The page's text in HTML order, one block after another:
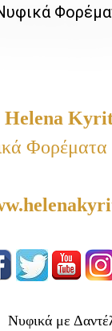
Helena
Νυφικά με